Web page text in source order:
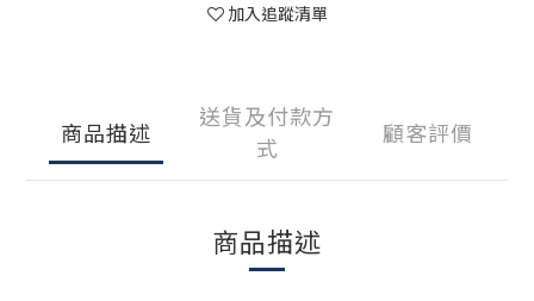
加入追蹤清單
商品描述
送貨及付款方
式
顧客評價
商品描述